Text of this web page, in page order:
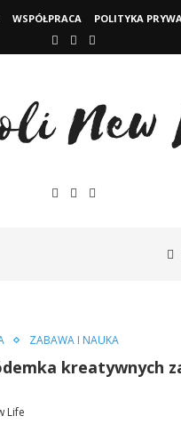
WSPÓŁPRACA POLITYKA
ZABAWA I NAUKA
kreatywnych
Life